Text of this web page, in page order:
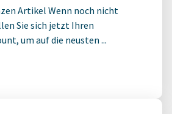
Artikel Wenn noch nicht
Sie sich jetzt Ihren
um auf die neusten ...